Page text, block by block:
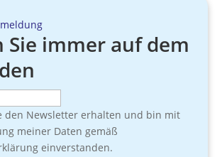
Sie immer auf dem
den Newsletter erhalten und bin mit
meiner Daten gemäß
einverstanden.